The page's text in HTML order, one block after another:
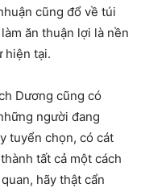
cũng đổ về túi
ăn thuận lợi là nền
hiện tại.
Dương cũng có
người đang
tuyển chọn, có cát
tất cả một cách
hãy thật cẩn